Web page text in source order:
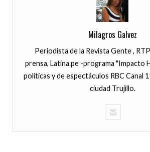
Milagros Galvez
Periodista de la Revista Gente ,
prensa, Latina.pe -programa "Impacto
políticas y de espectáculos RBC Canal
ciudad Trujillo.